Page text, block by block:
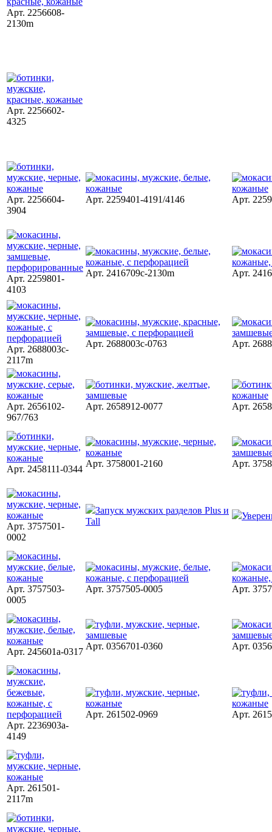
Арт. 2256608-
2130m
Арт. 2256602-
4325
Арт. 2256604-
3904
Арт. 2259401-4191/4146 Арт.
Арт. 2259801-
4103
Арт. 2416709c-2130m Арт.
Арт. 2688003c-
2117m
Арт. 2688003c-0763 Арт.
Арт. 2656102-
967/763
Арт. 2658912-0077 Арт.
Арт. 2458111-0344
Арт. 3758001-2160 Арт.
Арт. 3757501-
0002
Запуск мужских разделов Plus и
Tall
Арт. 3757503-
0005
Арт. 3757505-0005 Арт.
Арт. 245601a-0317
Арт. 0356701-0360 Арт.
Арт. 2236903a-
4149
Арт. 261502-0969 Арт.
Арт. 261501-
2117m